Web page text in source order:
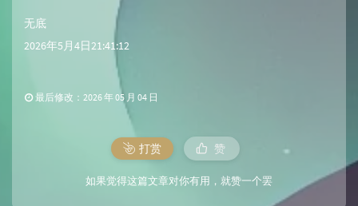
无底
2026年5月4日21:41:12
最后修改：2026 年 05 月 04 日
打赏 赞
如果觉得这篇文章对你有用，就赞一个罢